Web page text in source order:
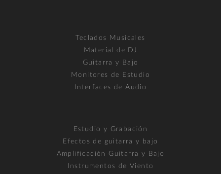
Teclados Musicales
Material de DJ
Guitarra y Bajo
Monitores de Estudio
Interfaces de Audio
Estudio y Grabación
Efectos de guitarra y bajo
Amplificación Guitarra y Bajo
Instrumentos de Viento